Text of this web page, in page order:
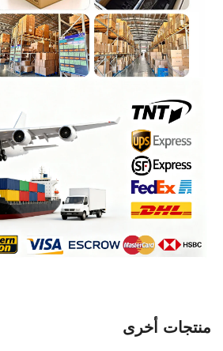
منتجات أخرى